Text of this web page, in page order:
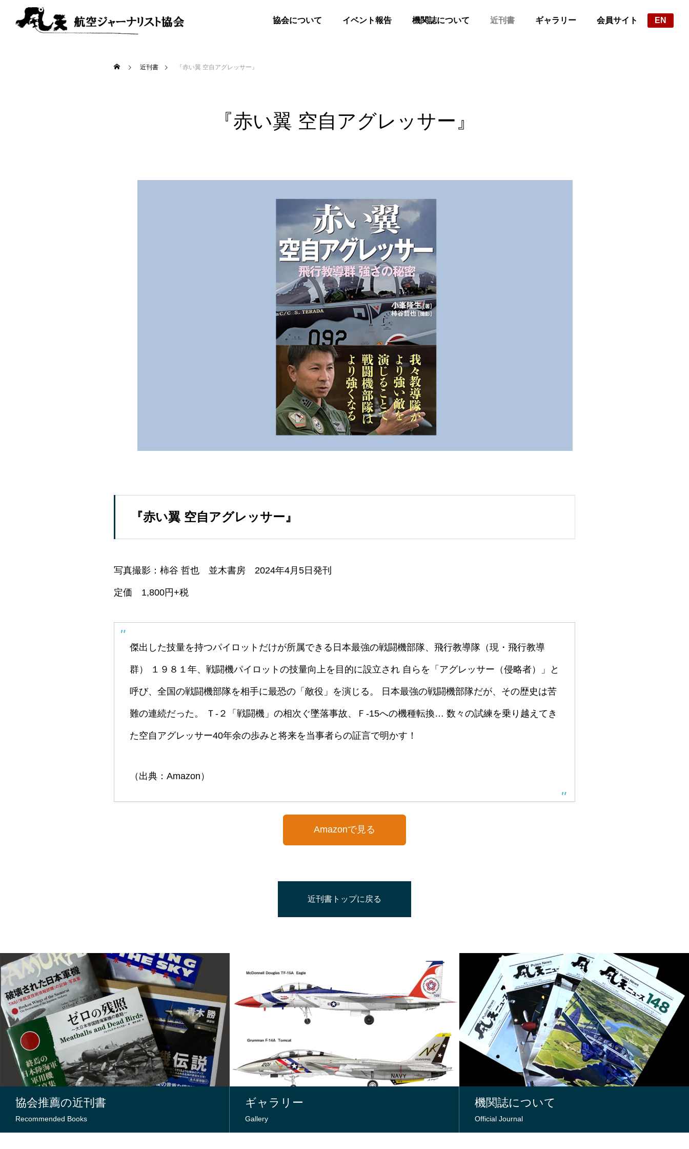
協会について イベント報告 機関誌について 近刊書 ギャラリー 会員サイト EN
近刊書 『赤い翼 空自アグレッサー』
『赤い翼 空自アグレッサー』
『赤い翼 空自アグレッサー』
写真撮影：柿谷 哲也 並木書房 2024年4月5日発刊
定価 1,800円+税
傑出した技量を持つパイロットだけが所属できる日本最強の戦闘機部隊、飛行教導隊（現・飛行教導
群） １９８１年、戦闘機パイロットの技量向上を目的に設立され 自らを「アグレッサー（侵略者）」と
呼び、全国の戦闘機部隊を相手に最恐の「敵役」を演じる。 日本最強の戦闘機部隊だが、その歴史は苦
難の連続だった。 Ｔ‐２「戦闘機」の相次ぐ墜落事故、Ｆ‐15への機種転換… 数々の試練を乗り越えてき
た空自アグレッサー40年余の歩みと将来を当事者らの証言で明かす！
（出典：Amazon）
Amazonで見る
近刊書トップに戻る
協会推薦の近刊書
Recommended Books
ギャラリー
Gallery
機関誌について
Official Journal